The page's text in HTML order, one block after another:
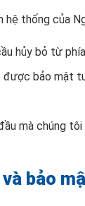
thống của
hủy bỏ từ
được bảo
mà chúng
bảo